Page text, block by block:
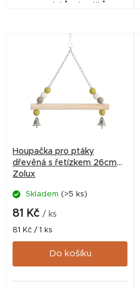
provázků a korálků
Houpačka pro ptáky
dřevěná s řetízkem 26cm
Zolux
Skladem (>5 ks)
81 Kč / ks
Měrná
cena:
81 Kč / 1 ks
Do košíku